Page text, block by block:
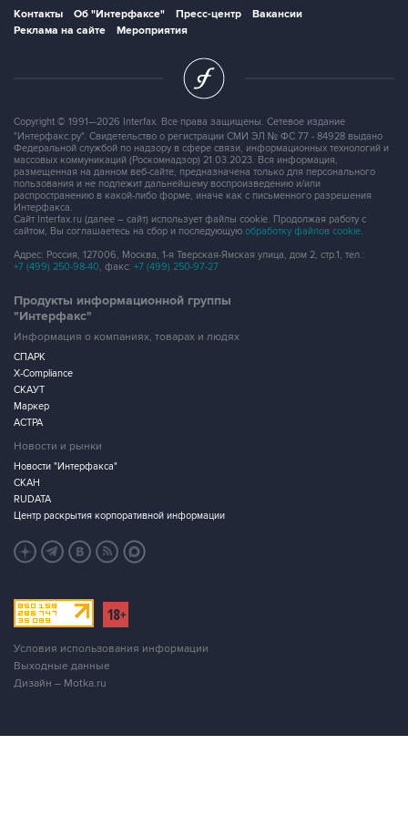
Контакты Об "Интерфаксе" Пресс-центр
Вакансии
Реклама на сайте
Мероприятия
Copyright © 1991—2026 Interfax. Все права защищены. Сетевое издание
"Интерфакс.ру". Свидетельство о регистрации СМИ ЭЛ № ФС 77 - 84928 выдано
Федеральной службой по надзору в сфере связи, информационных технологий и
массовых коммуникаций (Роскомнадзор) 21.03.2023. Вся информация,
размещенная на данном веб-сайте, предназначена только для персонального
пользования и не подлежит дальнейшему воспроизведению и/или
распространению в какой-либо форме, иначе как с письменного разрешения
Интерфакса.
Сайт Interfax.ru (далее – сайт) использует файлы cookie. Продолжая работу с
сайтом, Вы соглашаетесь на сбор и последующую обработку файлов cookie.
Адрес: Россия, 127006, Москва, 1-я Тверская-Ямская улица, дом 2, стр.1, тел.:
+7 (499) 250-98-40, факс: +7 (499) 250-97-27
Продукты информационной группы
"Интерфакс"
Информация о компаниях, товарах и людях
СПАРК
X-Compliance
СКАУТ
Маркер
АСТРА
Новости и рынки
Новости "Интерфакса"
СКАН
RUDATA
Центр раскрытия корпоративной информации
Условия использования информации
Выходные данные
Дизайн – Motka.ru